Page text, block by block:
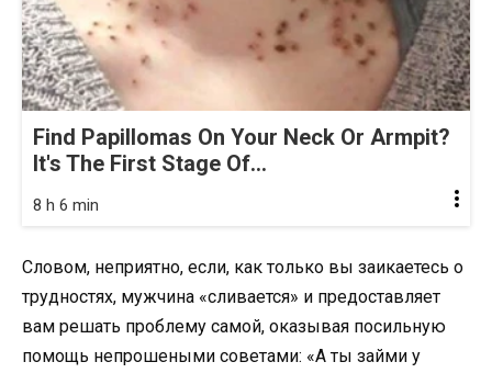
Find Papillomas On Your Neck Or Armpit?
It's The First Stage Of...
8 h 6 min
Словом, неприятно, если, как только вы заикаетесь о
трудностях, мужчина «сливается» и предоставляет
вам решать проблему самой, оказывая посильную
помощь непрошеными советами: «А ты займи у